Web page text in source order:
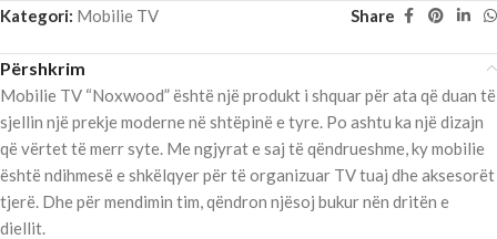
Kategori: Mobilie TV Share
Përshkrim
Mobilie TV “Noxwood” është një produkt i shquar për ata që duan të
sjellin një prekje moderne në shtëpinë e tyre. Po ashtu ka një dizajn
që vërtet të merr syte. Me ngjyrat e saj të qëndrueshme, ky mobilie
është ndihmesë e shkëlqyer për të organizuar TV tuaj dhe aksesorët
tjerë. Dhe për mendimin tim, qëndron njësoj bukur nën dritën e
diellit.